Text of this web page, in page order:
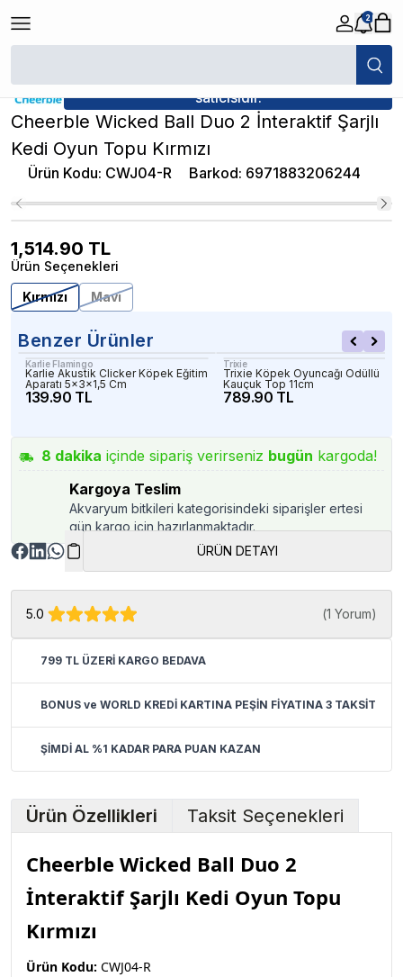
2
/ Cheerble Wicked Ball Duo 2 İnteraktif Şarjlı Kedi
satıcısıdır.
Cheerble Wicked Ball Duo 2 İnteraktif Şarjlı
Kedi Oyun Topu Kırmızı
Ürün Kodu: CWJ04-R Barkod: 6971883206244
1,514.90 TL
Ürün Seçenekleri
Kırmızı
Mavi
Benzer Ürünler
Karlie Flamingo
Karlie Akustik Clicker Köpek Eğitim
Aparatı 5x3x1,5 Cm
139.90 TL
Trixie
Trixie Köpek Oyuncağı Ödüllü
Kauçuk Top 11cm
789.90 TL
8 dakika içinde sipariş verirseniz bugün kargoda!
Kargoya Teslim
Akvaryum bitkileri kategorisindeki siparişler ertesi
gün kargo için hazırlanmaktadır.
ÜRÜN DETAYI
5.0 (1 Yorum)
799 TL ÜZERİ KARGO BEDAVA
BONUS ve WORLD KREDİ KARTINA PEŞİN FİYATINA 3 TAKSİT
ŞİMDİ AL %1 KADAR PARA PUAN KAZAN
Ürün Özellikleri Taksit Seçenekleri
Cheerble Wicked Ball Duo 2
İnteraktif Şarjlı Kedi Oyun Topu
Kırmızı
Ürün Kodu: CWJ04-R